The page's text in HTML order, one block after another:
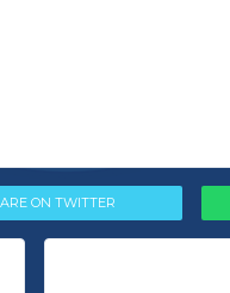
ON TWITTER